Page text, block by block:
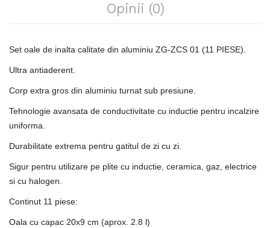
Opinii (0)
Set oale de inalta calitate din aluminiu ZG-ZCS 01 (11 PIESE).
Ultra antiaderent.
Corp extra gros din aluminiu turnat sub presiune.
Tehnologie avansata de conductivitate cu inductie pentru incalzire
uniforma.
Durabilitate extrema pentru gatitul de zi cu zi.
Sigur pentru utilizare pe plite cu inductie, ceramica, gaz, electrice
si cu halogen.
Continut 11 piese:
Oala cu capac 20x9 cm (aprox. 2.8 l)